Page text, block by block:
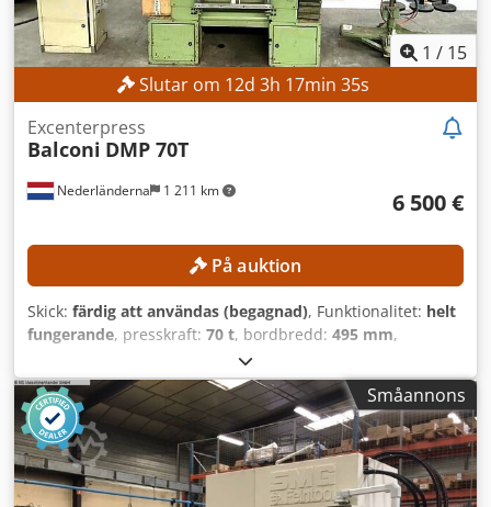
1 / 15
Slutar om 12d 3h 17min 33s
Nederländerna 1 211 km
Excenterpress
Balconi DMP 70T
6 500 €
På auktion
Skick: färdig att användas (begagnad), Funktionalitet: helt
fungerande, presskraft: 70 t, bordbredd: 495 mm,
, TEKNISKA DETALJER Presskraft: 70 ton
Slaglängd, min: 10 mm Slaglängd, max: 90 mm
Bordslängd: 650 mm Bordsbredd: 495 mm Stativbredd:
400 mm MASKINDETALJER Styrsystem: CNC Mått och vikt
Mått (L x B x H): 2 650 x 1 600 x 3 350 mm Vikt (utan last): 9
000 kg Transportförpackningar: 4 st UTRUSTNING
Dokumentation Crjdpjzrmm Sofx Afljf
Småannons